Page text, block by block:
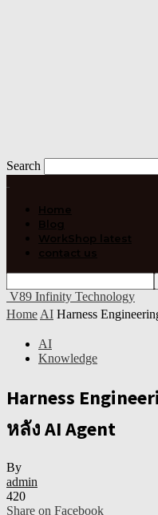
Search
Home
Blog
WorkShop latest
contact us
V89 Infinity Technology
Home AI Harness
AI
Knowledge
Harness
หลัง AI Agent
By
admin
420
Share on Facebook